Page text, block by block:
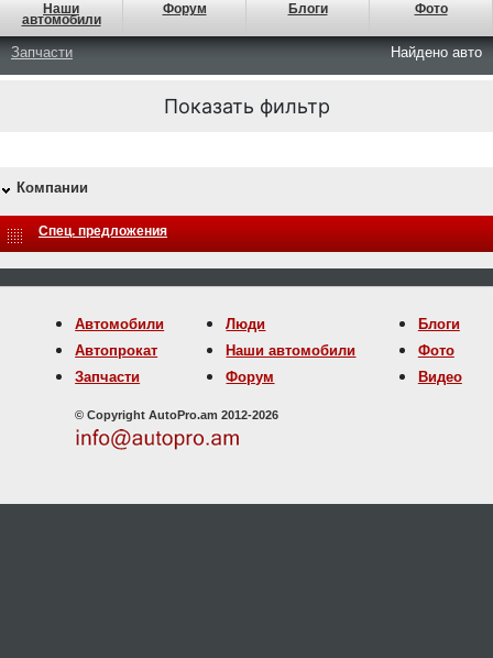
Наши
автомобили
Форум Блоги Фото
Запчасти Найдено авто
Показать фильтр
Компании
Спец. предложения
Автомобили
Автопрокат
Запчасти
Люди
Наши автомобили
Форум
Блоги
Фото
Видео
© Copyright AutoPro.am 2012-2026